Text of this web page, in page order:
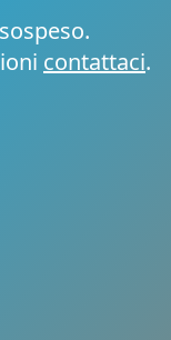
contattaci.